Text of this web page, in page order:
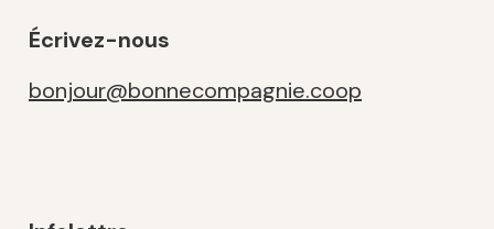
Écrivez-nous
bonjour@bonnecompagnie.coop